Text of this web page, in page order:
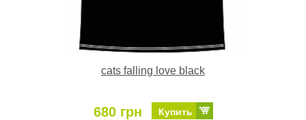
cats falling love black
680 грн Купить